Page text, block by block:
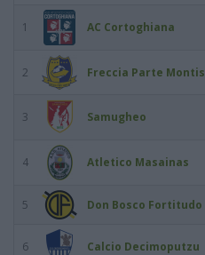
1 AC Cortoghiana
2 Freccia Parte Montis
3 Samugheo
4 Atletico Masainas
5 Don Bosco Fortitudo
6 Calcio Decimoputzu